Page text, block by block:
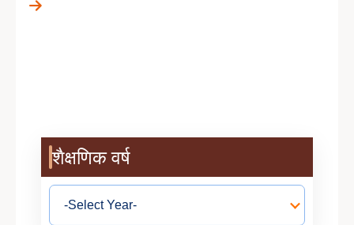
शैक्षणिक वर्ष